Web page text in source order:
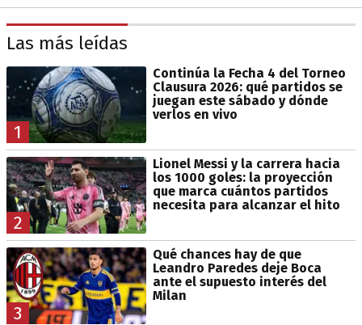
Las más leídas
1
Continúa la Fecha 4 del Torneo
Clausura 2026: qué partidos se
juegan este sábado y dónde
verlos en vivo
2
Lionel Messi y la carrera hacia
los 1000 goles: la proyección
que marca cuántos partidos
necesita para alcanzar el hito
3
Qué chances hay de que
Leandro Paredes deje Boca
ante el supuesto interés del
Milan